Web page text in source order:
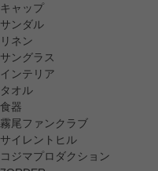
キャップ
サンダル
リネン
サングラス
インテリア
タオル
食器
霧尾ファンクラブ
サイレントヒル
コジマプロダクション